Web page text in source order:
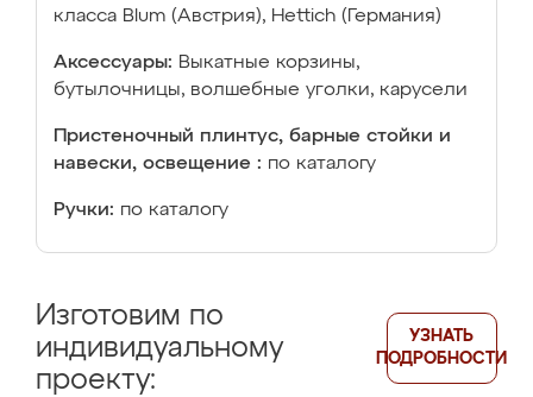
класса Blum (Австрия), Hettich (Германия)
Аксессуары: Выкатные корзины,
бутылочницы, волшебные уголки, карусели
Пристеночный плинтус, барные стойки и
навески, освещение : по каталогу
Ручки: по каталогу
Изготовим по
индивидуальному
проекту:
УЗНАТЬ
ПОДРОБНОСТИ